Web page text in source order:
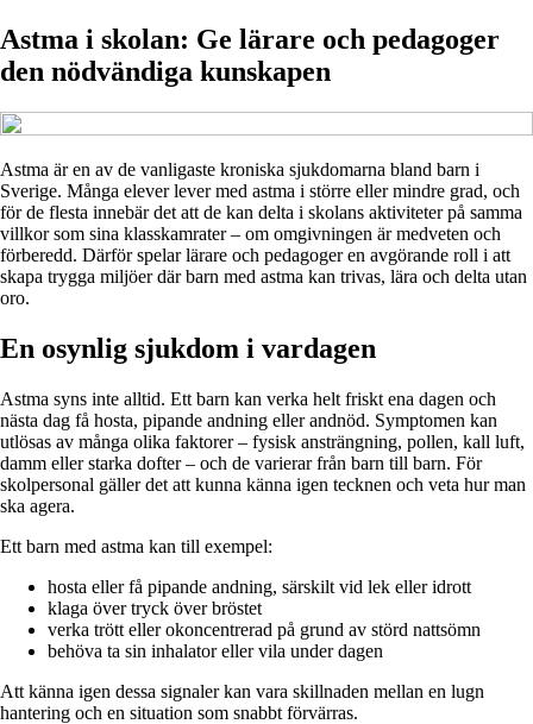
Astma i skolan: Ge lärare och pedagoger
den nödvändiga kunskapen
Astma är en av de vanligaste kroniska sjukdomarna bland barn i
Sverige. Många elever lever med astma i större eller mindre grad, och
för de flesta innebär det att de kan delta i skolans aktiviteter på samma
villkor som sina klasskamrater – om omgivningen är medveten och
förberedd. Därför spelar lärare och pedagoger en avgörande roll i att
skapa trygga miljöer där barn med astma kan trivas, lära och delta utan
oro.
En osynlig sjukdom i vardagen
Astma syns inte alltid. Ett barn kan verka helt friskt ena dagen och
nästa dag få hosta, pipande andning eller andnöd. Symptomen kan
utlösas av många olika faktorer – fysisk ansträngning, pollen, kall luft,
damm eller starka dofter – och de varierar från barn till barn. För
skolpersonal gäller det att kunna känna igen tecknen och veta hur man
ska agera.
Ett barn med astma kan till exempel:
hosta eller få pipande andning, särskilt vid lek eller idrott
klaga över tryck över bröstet
verka trött eller okoncentrerad på grund av störd nattsömn
behöva ta sin inhalator eller vila under dagen
Att känna igen dessa signaler kan vara skillnaden mellan en lugn
hantering och en situation som snabbt förvärras.